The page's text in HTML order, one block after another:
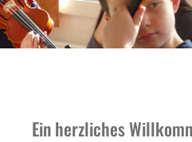
Ein herzliches